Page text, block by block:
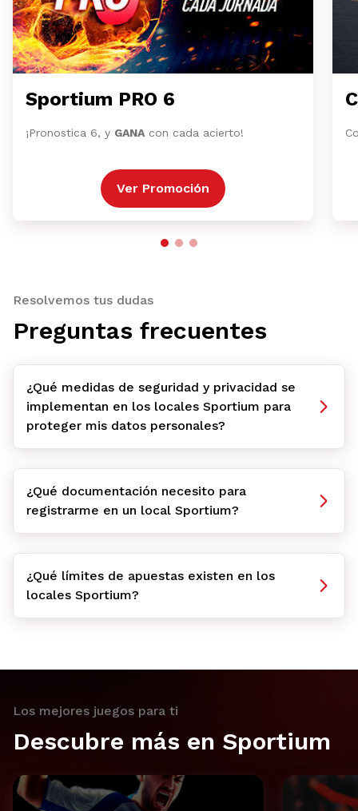
Sportium PRO 6
¡Pronostica 6, y GANA con cada acierto!
Ver Promoción
Resolvemos tus dudas
Preguntas frecuentes
¿Qué medidas de seguridad y privacidad se
implementan en los locales Sportium para
proteger mis datos personales?
¿Qué documentación necesito para
registrarme en un local Sportium?
¿Qué límites de apuestas existen en los
locales Sportium?
Los mejores juegos para ti
Descubre más en Sportium